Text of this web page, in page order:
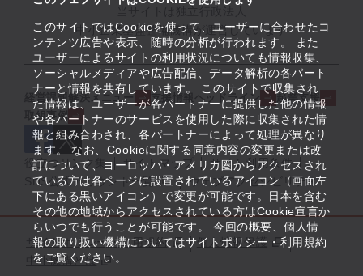
このサイトではCookieを使って、ユーザーに合わせたコ
ンテンツ広告や表示、随時の分析が行われます。 また
ユーザーによるサイトの利用状況についても情報収集、
ソーシャルメディアや広告配信、データ解析の各パート
ナーと情報を共有しています。 このサイトで収集され
た情報は、ユーザーが各パートナーに提供した他の情報
や各パートナーのサービスを使用した際に収集された情
報と組み合わされ、各パートナーによって処理が異なり
ます。 なお、Cookieに関する同意内容の変更または改
訂について、ヨーロッパ・アメリカ圏からアクセスされ
ている方は各ページに設置されているアイコン（画面左
下にある黒いアイコン）で変更が可能です。日本を含む
その他の地域からアクセスされている方はCookie宣言か
らいつでも行うことが可能です。 今回の概要、個人情
報の取り扱い機構についてはサイトポリシー・利用規約
をご覧ください。
中小企業基盤整備機構が運営しています
経営課題解決メニュー 支援情報ヘッドライン
起業支援
取組事例
役立つリンク集 サイトマップ
サイト利用条件
SNS公式アカウント一覧
ウェブアクセシビリティ
サイトポリシー・利用規約
個人情報保護
中小機構とは